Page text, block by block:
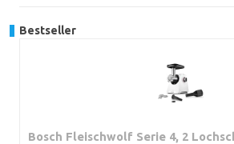
Bestseller
Bosch Fleischwolf Serie 4, 2